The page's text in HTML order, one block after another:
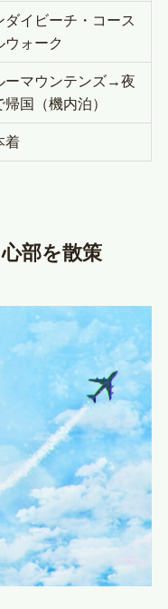
ダイビーチ・コース
ウォーク
ーマウンテンズ→夜
帰国（機内泊）
着
部を散策